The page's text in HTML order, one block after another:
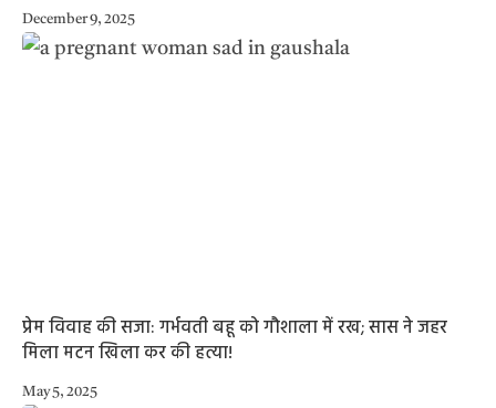
December 9, 2025
प्रेम विवाह की सजा: गर्भवती बहू को गौशाला में रख; सास ने जहर
मिला मटन खिला कर की हत्या!
May 5, 2025